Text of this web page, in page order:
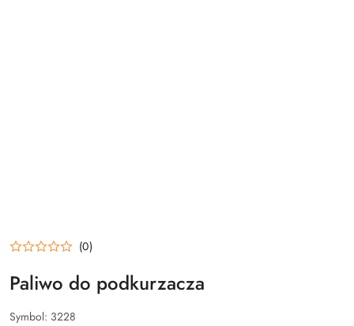
(0)
Paliwo do podkurzacza
Symbol: 3228